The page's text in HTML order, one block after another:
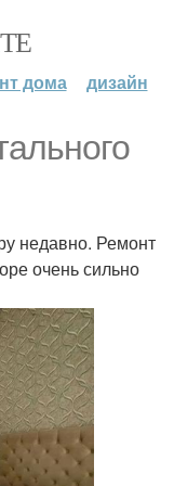
дома дизайн
недавно. Ремонт
очень сильно